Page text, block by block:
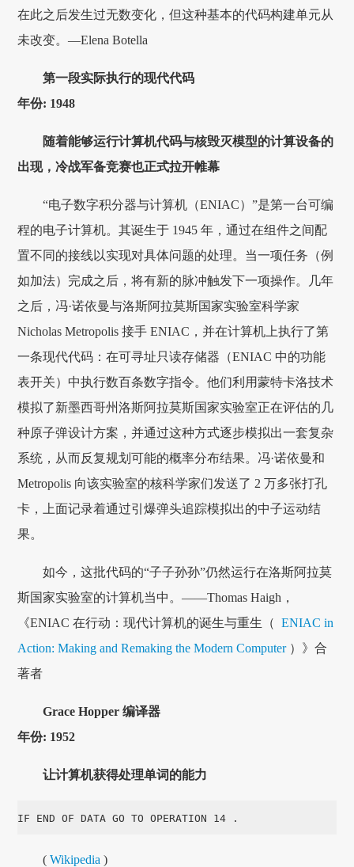
在此之后发生过无数变化，但这种基本的代码构建单元从
未改变。—Elena Botella
第一段实际执行的现代代码
年份: 1948
随着能够运行计算机代码与核毁灭模型的计算设备的
出现，冷战军备竞赛也正式拉开帷幕
“电子数字积分器与计算机（ENIAC）”是第一台可编
程的电子计算机。其诞生于 1945 年，通过在组件之间配
置不同的接线以实现对具体问题的处理。当一项任务（例
如加法）完成之后，将有新的脉冲触发下一项操作。几年
之后，冯·诺依曼与洛斯阿拉莫斯国家实验室科学家
Nicholas Metropolis 接手 ENIAC，并在计算机上执行了第
一条现代代码：在可寻址只读存储器（ENIAC 中的功能
表开关）中执行数百条数字指令。他们利用蒙特卡洛技术
模拟了新墨西哥州洛斯阿拉莫斯国家实验室正在评估的几
种原子弹设计方案，并通过这种方式逐步模拟出一套复杂
系统，从而反复规划可能的概率分布结果。冯·诺依曼和
Metropolis 向该实验室的核科学家们发送了 2 万多张打孔
卡，上面记录着通过引爆弹头追踪模拟出的中子运动结
果。
如今，这批代码的“子子孙孙”仍然运行在洛斯阿拉莫
斯国家实验室的计算机当中。——Thomas Haigh，
《ENIAC 在行动：现代计算机的诞生与重生（ ENIAC in
Action: Making and Remaking the Modern Computer ）》合
著者
Grace Hopper 编译器
年份: 1952
让计算机获得处理单词的能力
IF END OF DATA GO TO OPERATION 14 .
( Wikipedia)